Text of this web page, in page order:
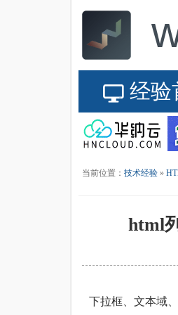
经验
当前位置： 技术经验 »
html
下拉框、文本域